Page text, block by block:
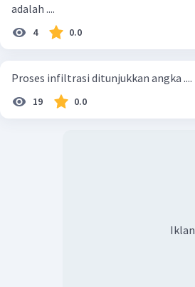
adalah ....
4 0.0
Proses infiltrasi ditunjukkan angka ....
19 0.0
Iklan